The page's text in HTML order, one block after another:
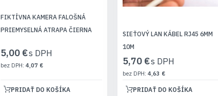
FIKTÍVNA KAMERA FALOŠNÁ
PRIEMYSELNÁ ATRAPA ČIERNA
5,00 €
4,07 €
PRIDAŤ DO KOŠÍKA
SIEŤOVÝ LAN KÁBEL RJ45 6MM
10M
5,70 €
4,63 €
PRIDAŤ DO KOŠÍKA